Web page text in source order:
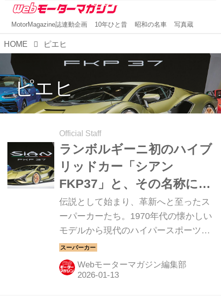
MotorMagazine誌連動企画 10年ひと昔 昭和の名車 写真蔵
HOME ピエヒ
ピエヒ
Official Staff
ランボルギーニ初のハイブ
リッドカー「シアン
FKP37」と、その名称に込
められた想い【スーパーカ
ークロニクル・完全版／
060】
伝説として始まり、革新へと至ったス
ーパーカーたち。1970年代の懐かしい
モデルから現代のハイパースポーツま
で紹介していこう。今回は、2019年に
発表されたランボルギーニ シアン
FKP37だ。
Webモーターマガジン編集部